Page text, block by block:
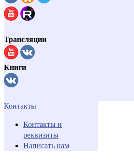
Трансляции
Книги
Контакты
Контакты и
реквизиты
Написать нам